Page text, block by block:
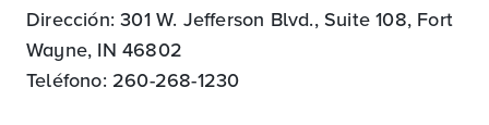
Dirección: 301 W. Jefferson Blvd., Suite 108, Fort
Wayne, IN 46802
Teléfono: 260-268-1230